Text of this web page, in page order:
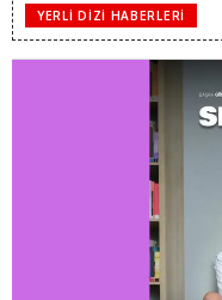
YERLI DIZI HABERLERI